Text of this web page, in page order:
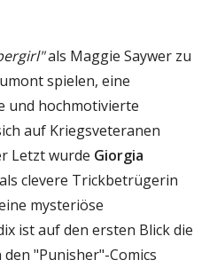
als Maggie Saywer zu
spielen, eine
und hochmotivierte
auf Kriegsveteranen
Letzt wurde Giorgia
clevere Trickbetrügerin
mysteriöse
ist auf den ersten Blick die
"Punisher"-Comics